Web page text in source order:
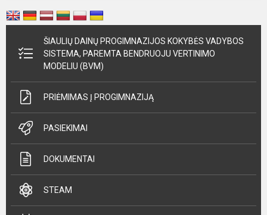
ŠIAULIŲ DAINŲ PROGIMNAZIJOS KOKYBĖS VADYBOS
SISTEMA, PAREMTA BENDRUOJU VERTINIMO
MODELIU (BVM)
PRIĖMIMAS Į PROGIMNAZIJĄ
PASIEKIMAI
DOKUMENTAI
STEAM